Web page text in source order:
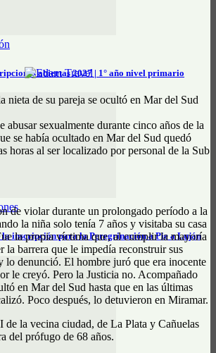
abiertas 2027 | 1° año nivel primario
la inscripción para la Peregrinación a Pie a Luján
nieta de su pareja se ocultó en Mar del Sud
abusar sexualmente durante cinco años de la
se había ocultado en Mar del Sud quedó
horas al ser localizado por personal de la Sub
de violar durante un prolongado período a la
la niña solo tenía 7 años y visitaba su casa
la propia víctima que, al cumplir la mayoría
la barrera que le impedía reconstruir sus
lo denunció. El hombre juró que era inocente
le creyó. Pero la Justicia no. Acompañado
en Mar del Sud hasta que en las últimas
Poco después, lo detuvieron en Miramar.
de la vecina ciudad, de La Plata y Cañuelas
del prófugo de 68 años.